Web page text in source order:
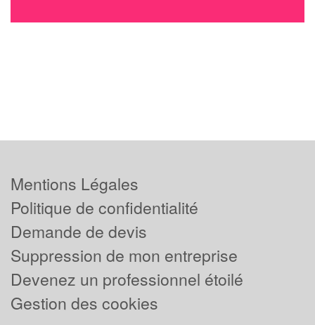
Mentions Légales
Politique de confidentialité
Demande de devis
Suppression de mon entreprise
Devenez un professionnel étoilé
Gestion des cookies